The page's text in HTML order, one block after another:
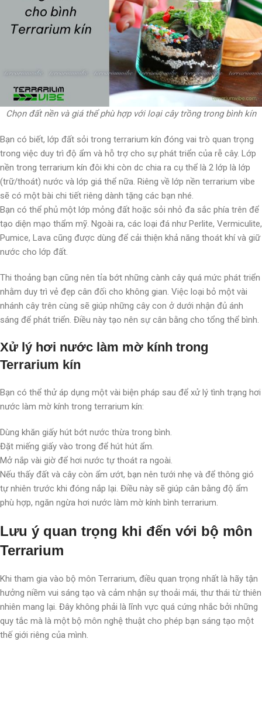
Chọn đất nền và giá thể phù hợp với loại cây trồng trong bình kín
Bạn có biết, lớp đất sỏi trong terrarium kín đóng vai trò quan trọng
trong việc duy trì độ ẩm và hỗ trợ cho sự phát triển của rễ cây. Lớp
nền trong terrarium kín đôi khi còn dc chia ra cụ thể là 2 lớp là lớp
(trữ/thoát) nước và lớp giá thể nữa. Riêng về lớp nền terrarium vibe
sẽ có một bài chi tiết riêng dành tặng các bạn nhé.
Bạn có thể phủ một lớp mỏng đất hoặc sỏi nhỏ đa sắc phía trên để
tạo diện mạo thẩm mỹ. Ngoài ra, các loại đá như Perlite, Vermiculite,
Pumice, Lava cũng được dùng để cải thiện khả năng thoát khí và giữ
nước cho lớp đất.
Thi thoảng bạn cũng nên tỉa bớt những cành cây quá mức phát triển
nhằm duy trì vẻ đẹp cân đối cho không gian. Việc loại bỏ một vài
nhánh cây trên cùng sẽ giúp những cây con ở dưới nhận đủ ánh
sáng để phát triển. Điều này tạo nên sự cân bằng cho tổng thể bình.
Xử lý hơi nước làm mờ kính trong
Terrarium kín
Bạn có thể thử áp dụng một vài biện pháp sau để xử lý tình trạng hơi
nước làm mờ kính trong terrarium kín:
Dùng khăn giấy hút bớt nước thừa trong bình.
Đặt miếng giấy vào trong để hút hút ẩm.
Mở nắp vài giờ để hơi nước tự thoát ra ngoài.
Nếu thấy đất và cây còn ẩm ướt, bạn nên tưới nhẹ và để thông gió
tự nhiên trước khi đóng nắp lại. Điều này sẽ giúp cân bằng độ ẩm
phù hợp, ngăn ngừa hơi nước làm mờ kính bình terrarium.
Lưu ý quan trọng khi đến với bộ môn
Terrarium
Khi tham gia vào bộ môn Terrarium, điều quan trọng nhất là hãy tận
hưởng niềm vui sáng tạo và cảm nhận sự thoải mái, thư thái từ thiên
nhiên mang lại. Đây không phải là lĩnh vực quá cứng nhắc bởi những
quy tắc mà là một bộ môn nghệ thuật cho phép bạn sáng tạo một
thế giới riêng của mình.